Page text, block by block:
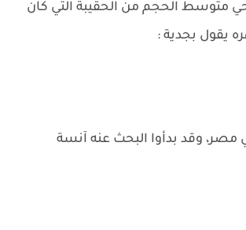
متوسط الحجم من الحقيبة التي كان
يقول بجدية :
مصر، وقد بدأوا البحث عنه آنسة